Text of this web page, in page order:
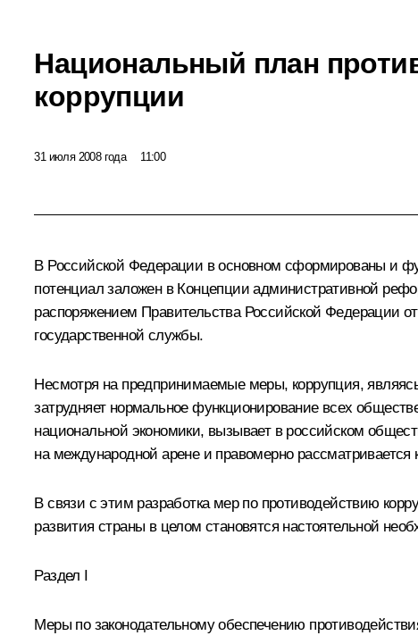
Национальный план
коррупции
31 июля 2008 года 11:00
В Российской Федерации в основном сформированы и
потенциал заложен в Концепции административной
распоряжением Правительства Российской Федерации
государственной службы.
Несмотря на предпринимаемые меры, коррупция,
затрудняет нормальное функционирование всех
национальной экономики, вызывает в российском
на международной арене и правомерно
В связи с этим разработка мер по противодействию
развития страны в целом становятся настоятельной
Раздел I
Меры по законодательному обеспечению